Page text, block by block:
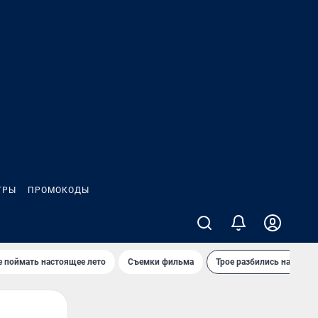
ПРОМОКОДЫ
поймать настоящее лето Съемки фильма Трое разбились на трассе